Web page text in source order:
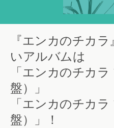
『エンカのチカ
いアルバムは
「エンカのチカ
盤）」
「エンカのチカ
盤）」！